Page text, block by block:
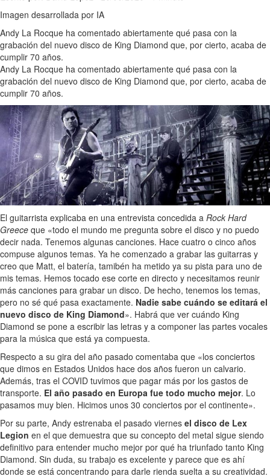
Imagen desarrollada por IA
Andy La Rocque ha comentado abiertamente qué pasa con la
grabación del nuevo disco de King Diamond que, por cierto, acaba de
cumplir 70 años.
Andy La Rocque ha comentado abiertamente qué pasa con la
grabación del nuevo disco de King Diamond que, por cierto, acaba de
cumplir 70 años.
El guitarrista explicaba en una entrevista concedida a Rock Hard
Greece que «todo el mundo me pregunta sobre el disco y no puedo
decir nada. Tenemos algunas canciones. Hace cuatro o cinco años
compuse algunos temas. Ya he comenzado a grabar las guitarras y
creo que Matt, el batería, tamibén ha metido ya su pista para uno de
mis temas. Hemos tocado ese corte en directo y necesitamos reunir
más canciones para grabar un disco. De hecho, tenemos los temas,
pero no sé qué pasa exactamente. Nadie sabe cuándo se editará el
nuevo disco de King Diamond». Habrá que ver cuándo King
Diamond se pone a escribir las letras y a componer las partes vocales
para la música que está ya compuesta.
Respecto a su gira del año pasado comentaba que «los conciertos
que dimos en Estados Unidos hace dos años fueron un calvario.
Además, tras el COVID tuvimos que pagar más por los gastos de
transporte. El año pasado en Europa fue todo mucho mejor. Lo
pasamos muy bien. Hicimos unos 30 conciertos por el continente».
Por su parte, Andy estrenaba el pasado viernes el disco de Lex
Legion en el que demuestra que su concepto del metal sigue siendo
definitivo para entender mucho mejor por qué ha triunfado tanto King
Diamond. Sin duda, su trabajo es excelente y parece que es ahí
donde se está concentrando para darle rienda suelta a su creatividad.